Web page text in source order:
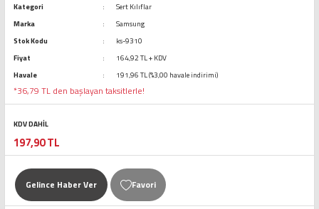
Kategori
Sert Kılıflar
Marka
Samsung
Stok Kodu
ks-9310
Fiyat
164,92 TL + KDV
Havale
191,96 TL (%3,00 havale indirimi)
*36,79 TL den başlayan taksitlerle!
KDV DAHİL
197,90 TL
Gelince Haber Ver